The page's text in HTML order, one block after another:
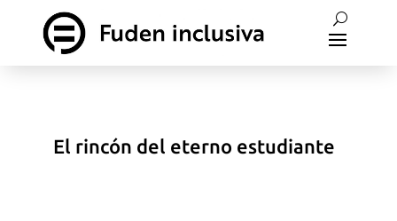
El rincón del eterno estudiante